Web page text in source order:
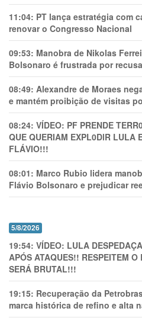
11:04: PT lança estratégia com
renovar o Congresso Nacional
09:53: Manobra de Nikolas
Bolsonaro é frustrada por
08:49: Alexandre de Moraes
e mantém proibição de visitas
08:24: VÍDEO: PF PRENDE
QUE QUERIAM EXPL0DlR LULA
FLÁVIO!!!
08:01: Marco Rubio lidera
Flávio Bolsonaro e prejudicar
5/8/2026
19:54: VÍDEO: LULA
APÓS ATAQUES!! RESPEITEM
SERÁ BRUTAL!!!
19:15: Recuperação da
marca histórica de refino e alta